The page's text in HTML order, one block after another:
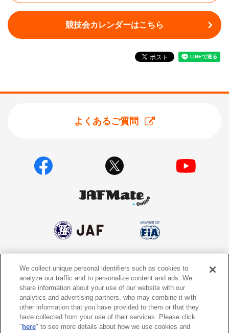
競技会カレンダーはこちら
よくあるご質問
個人情報保護方針 個人情報の取り扱いについて
サイトポリシー ソーシャルメディア利用規約
特定商取引法に基づく表示 情報提供終了のお知らせ
We collect unique personal identifiers such as cookies to
analyze our traffic and to personalize content and ads. We
share information about your use of our website with our
analytics and advertising partners, who may combine it with
other information that you have provided to them or that they
have collected from your use of their services. Please click
" here" to see more details about how we use cookies and